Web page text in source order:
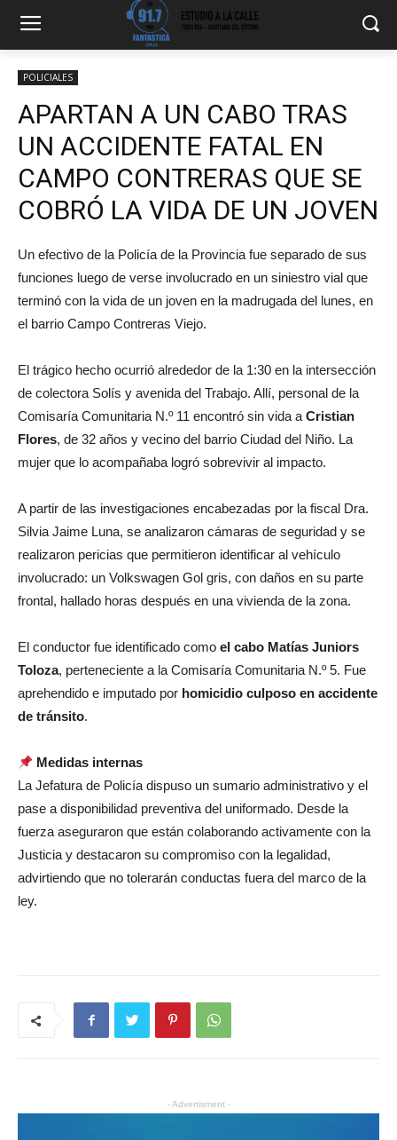
POLICIALES
APARTAN A UN CABO TRAS
UN ACCIDENTE FATAL EN
CAMPO CONTRERAS QUE SE
COBRÓ LA VIDA DE UN JOVEN
Un efectivo de la Policía de la Provincia fue separado de sus
funciones luego de verse involucrado en un siniestro vial que
terminó con la vida de un joven en la madrugada del lunes, en
el barrio Campo Contreras Viejo.
El trágico hecho ocurrió alrededor de la 1:30 en la intersección
de colectora Solís y avenida del Trabajo. Allí, personal de la
Comisaría Comunitaria N.º 11 encontró sin vida a Cristian
Flores, de 32 años y vecino del barrio Ciudad del Niño. La
mujer que lo acompañaba logró sobrevivir al impacto.
A partir de las investigaciones encabezadas por la fiscal Dra.
Silvia Jaime Luna, se analizaron cámaras de seguridad y se
realizaron pericias que permitieron identificar al vehículo
involucrado: un Volkswagen Gol gris, con daños en su parte
frontal, hallado horas después en una vivienda de la zona.
El conductor fue identificado como el cabo Matías Juniors
Toloza, perteneciente a la Comisaría Comunitaria N.º 5. Fue
aprehendido e imputado por homicidio culposo en accidente
de tránsito.
Medidas internas
La Jefatura de Policía dispuso un sumario administrativo y el
pase a disponibilidad preventiva del uniformado. Desde la
fuerza aseguraron que están colaborando activamente con la
Justicia y destacaron su compromiso con la legalidad,
advirtiendo que no tolerarán conductas fuera del marco de la
ley.
- Advertisment -